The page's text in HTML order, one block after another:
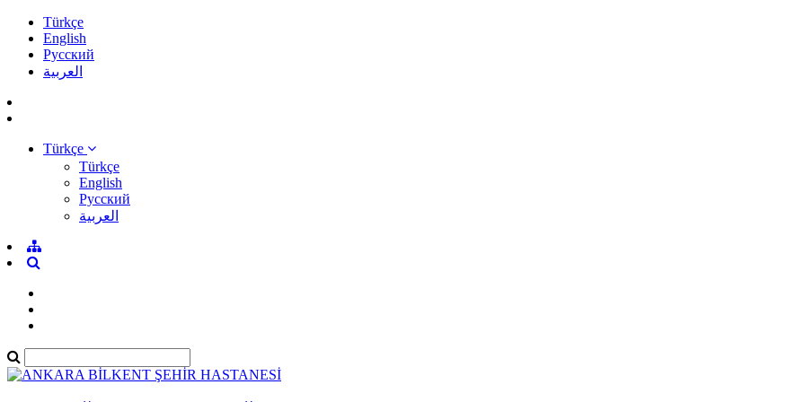
Türkçe
English
Pусский
العربية
Türkçe
Türkçe
English
Pусский
العربية